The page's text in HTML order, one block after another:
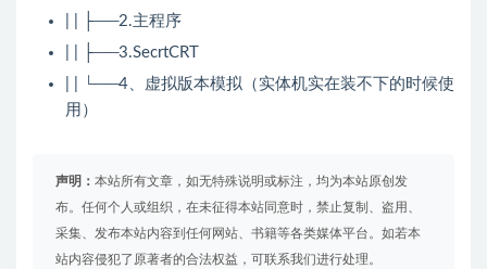
| | ├──2.主程序
| | ├──3.SecrtCRT
| | └──4、虚拟版本模拟（实体机实在装不下的时候使
用）
声明： 本站所有文章，如无特殊说明或标注，均为本站原创发
布。任何个人或组织，在未征得本站同意时，禁止复制、盗用、
采集、发布本站内容到任何网站、书籍等各类媒体平台。如若本
站内容侵犯了原著者的合法权益，可联系我们进行处理。